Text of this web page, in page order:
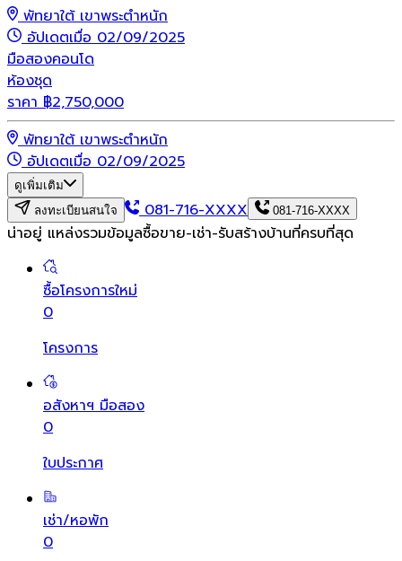
พัทยาใต้ เขาพระตำหนัก
อัปเดตเมื่อ 02/09/2025
มือสองคอนโด
ห้องชุด
ราคา ฿2,750,000
พัทยาใต้ เขาพระตำหนัก
อัปเดตเมื่อ 02/09/2025
ดูเพิ่มเติม
ลงทะเบียนสนใจ
081-716-XXXX 081-716-XXXX
น่าอยู่ แหล่งรวมข้อมูลซื้อขาย-เช่า-รับสร้างบ้านที่ครบที่สุด
ซื้อโครงการใหม่
0
โครงการ
อสังหาฯ มือสอง
0
ใบประกาศ
เช่า/หอพัก
0